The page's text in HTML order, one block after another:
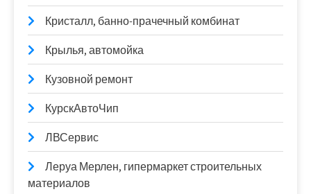
Кристалл, банно-прачечный комбинат
Крылья, автомойка
Кузовной ремонт
КурскАвтоЧип
ЛВСервис
Леруа Мерлен, гипермаркет строительных
материалов